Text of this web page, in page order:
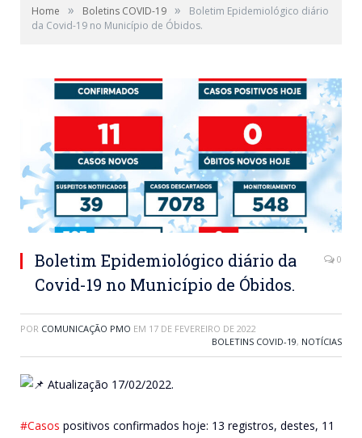
Home » Boletins COVID-19 »
Boletim Epidemiológico diário
da Covid-19 no Município de Óbidos.
Boletim Epidemiológico diário da
Covid-19 no Município de Óbidos.
0
POR COMUNICAÇÃO PMO EM 17 DE FEVEREIRO DE 2022
BOLETINS COVID-19, NOTÍCIAS
Atualização 17/02/2022.
#Casos positivos confirmados hoje: 13 registros, destes, 11